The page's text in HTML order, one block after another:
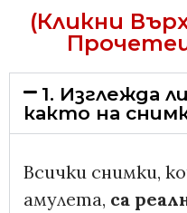
(Кликни
1. Изглежда
както на
Всички снимки,
амулета, са